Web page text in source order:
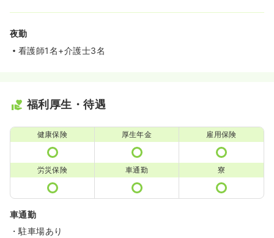
夜勤
看護師1名+介護士3名
福利厚生・待遇
健康保険 厚生年金 雇用保険
労災保険 車通勤 寮
車通勤
・駐車場あり